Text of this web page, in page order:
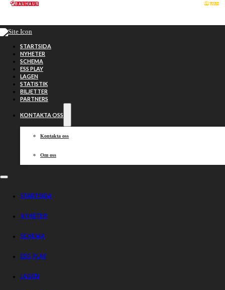
Hoppa till huvudinnehåll
STARTSIDA
NYHETER
SCHEMA
ESS PLAY
LAGEN
STATISTIK
BILJETTER
PARTNERS
KONTAKTA OSS
Kontakta oss
Om oss
STARTSIDA
NYHETER
SCHEMA
ESS PLAY
LAGEN
TV: Se årets
upptaktsträff i
efterhand